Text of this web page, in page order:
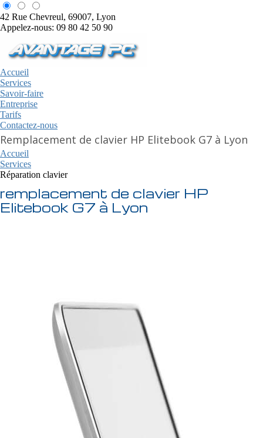
42 Rue Chevreul, 69007, Lyon
Appelez-nous: 09 80 42 50 90
Accueil
Services
Savoir-faire
Entreprise
Tarifs
Contactez-nous
Remplacement de clavier HP Elitebook G7 à Lyon
Accueil
Services
Réparation clavier
remplacement de clavier HP
Elitebook G7 à Lyon